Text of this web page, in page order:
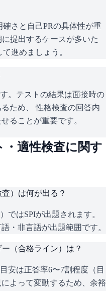
さと自己PRの具体性が重
提出するケースが多いた
進めましょう。
。テストの結果は面接時の
ため、 性格検査の回答内
ることが重要です。
・適性検査に関す
）は何が出る？
ではSPIが出題されます。
・非言語が出題範囲です。
（合格ライン）は？
安は正答率6〜7割程度（目
よって変動するため、余裕